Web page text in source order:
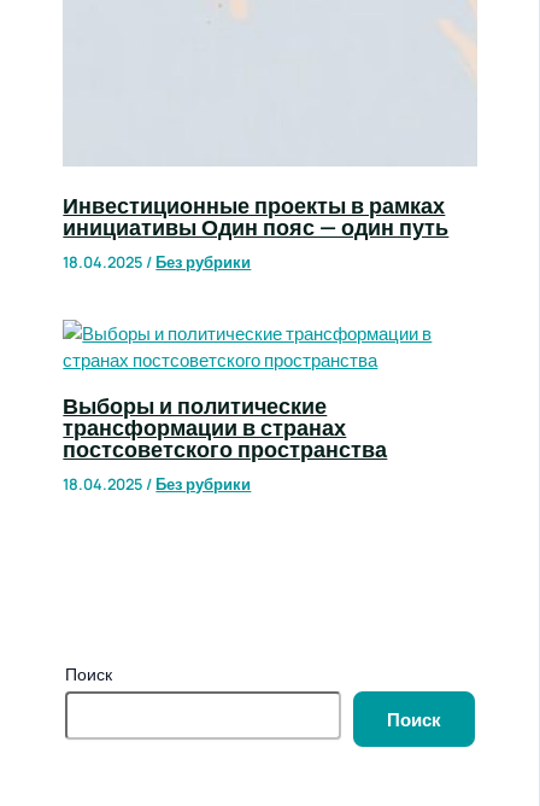
Инвестиционные проекты в рамках
инициативы Один пояс — один путь
18.04.2025/Без рубрики
Выборы и политические
трансформации в странах
постсоветского пространства
18.04.2025/Без рубрики
Поиск
Поиск